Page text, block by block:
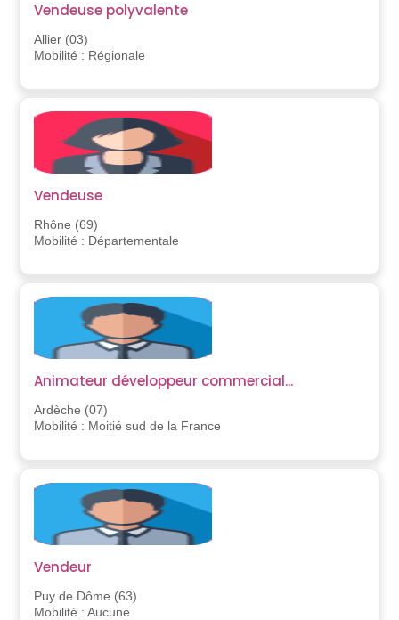
Vendeuse polyvalente
Allier (03)
Mobilité : Régionale
Vendeuse
Rhône (69)
Mobilité : Départementale
Animateur développeur commercial...
Ardèche (07)
Mobilité : Moitié sud de la France
Vendeur
Puy de Dôme (63)
Mobilité : Aucune